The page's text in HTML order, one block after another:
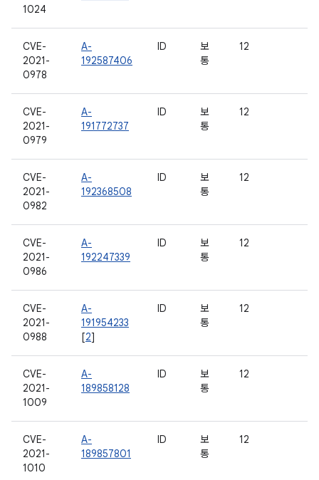
1024
CVE-
2021-
0978
A-
192587406
ID
보
통
12
CVE-
2021-
0979
A-
191772737
ID
보
통
12
CVE-
2021-
0982
A-
192368508
ID
보
통
12
CVE-
2021-
0986
A-
192247339
ID
보
통
12
CVE-
2021-
0988
A-
191954233
[2]
ID
보
통
12
CVE-
2021-
1009
A-
189858128
ID
보
통
12
CVE-
2021-
1010
A-
189857801
ID
보
통
12